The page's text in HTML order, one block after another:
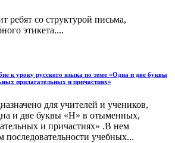
ребят со структурой письма,
этикета....
к уроку русского языка по теме «Одна и две буквы
прилагательных и причастиях»
для учителей и учеников,
и две буквы «Н» в отыменных,
и причастиях» .В нем
последовательности учебных...